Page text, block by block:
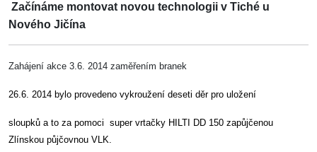
Začínáme montovat novou technologii v Tiché u
Nového Jičína
Zahájení akce 3.6. 2014 zaměřením branek
26.6. 2014 bylo provedeno vykroužení deseti děr pro uložení
sloupků a to za pomoci super vrtačky HILTI DD 150 zapůjčenou
Zlínskou půjčovnou VLK.